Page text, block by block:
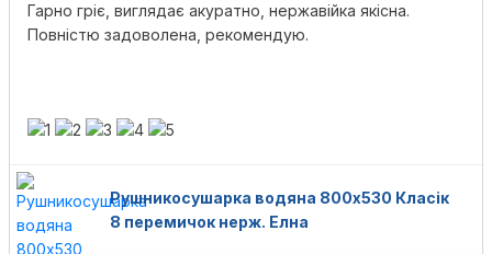
Гарно гріє, виглядає акуратно, нержавійка якісна.
Повністю задоволена, рекомендую.
Рушникосушарка водяна 800х530 Класік
8 перемичок нерж. Елна